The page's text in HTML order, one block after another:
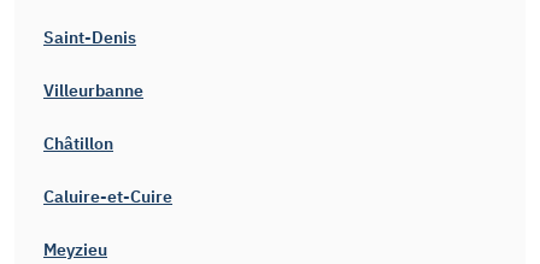
Saint-Denis
Villeurbanne
Châtillon
Caluire-et-Cuire
Meyzieu